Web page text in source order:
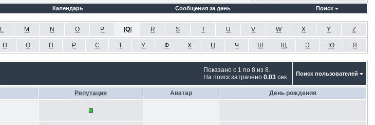
Календарь Сообщения за день Поиск
L M N O P [Q] R S T U V W X Y Z
Н О П Р С Т У Ф Х Ц Ч Ш Щ Э Ю Я
Показано с 1 по 8 из 8.
На поиск затрачено0.03 сек. Поиск пользователей
Репутация Аватар День рождения